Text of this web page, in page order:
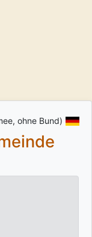
ohne Bund)